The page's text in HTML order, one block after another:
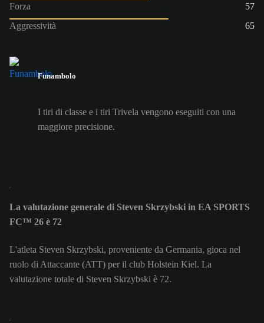
Forza
57
Aggressività
65
Funambolo
I tiri di classe e i tiri Trivela vengono eseguiti con una
maggiore precisione.
La valutazione generale di Steven Skrzybski in EA SPORTS
FC™ 26 è 72
L'atleta Steven Skrzybski, proveniente da Germania, gioca nel
ruolo di Attaccante (ATT) per il club Holstein Kiel. La
valutazione totale di Steven Skrzybski è 72.